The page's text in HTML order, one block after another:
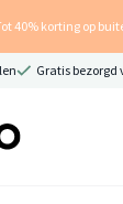
40% korting op
Gratis bezorgd